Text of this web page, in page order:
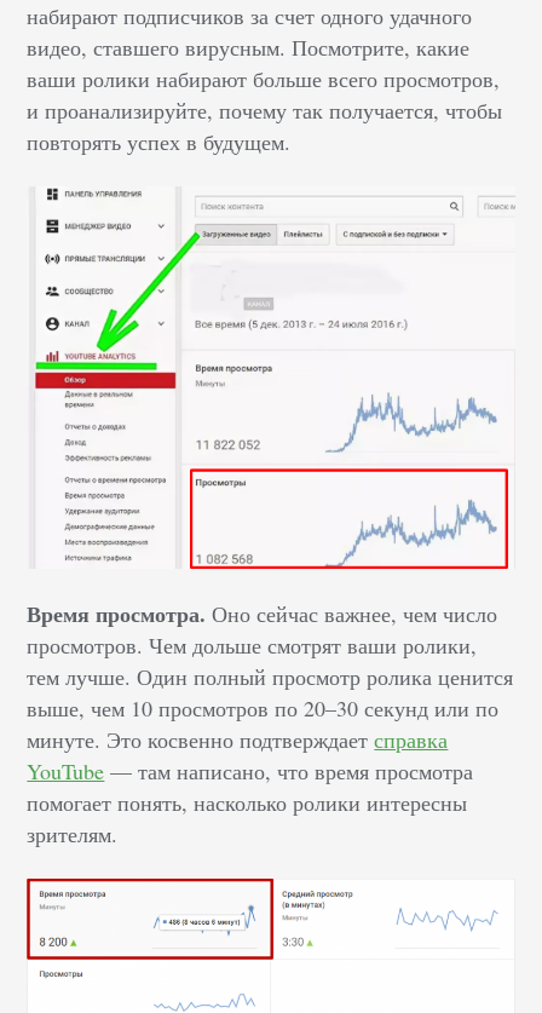
набирают подписчиков за счет одного удачного
видео, ставшего вирусным. Посмотрите, какие
ваши ролики набирают больше всего просмотров,
и проанализируйте, почему так получается, чтобы
повторять успех в будущем.
Время просмотра. Оно сейчас важнее, чем число
просмотров. Чем дольше смотрят ваши ролики,
тем лучше. Один полный просмотр ролика ценится
выше, чем 10 просмотров по 20–30 секунд или по
минуте. Это косвенно подтверждаетсправка
YouTube — там написано, что время просмотра
помогает понять, насколько ролики интересны
зрителям.